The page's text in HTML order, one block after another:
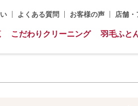
よくある質問 お客様の声 店舗・
こだわりクリーニング 羽毛ふと